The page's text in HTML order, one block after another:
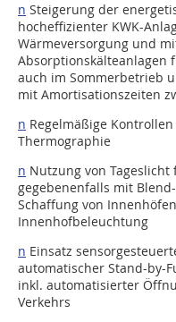
n Steigerung der
hocheffizienter KWK-
Wärmeversorgung und
Absorptionskälteanlagen
auch im Sommerbetrieb
mit Amortisationszeiten
n Regelmäßige
Thermographie
n Nutzung von
gegebenenfalls mit
Schaffung von
Innenhofbeleuchtung
n Einsatz
automatischer Stand-by-
inkl. automatisierter
Verkehrs